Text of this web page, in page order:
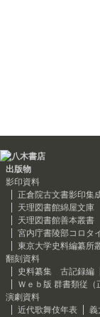
出版物
影印資料
正倉院古文書影印集
天理図書館綿屋文
天理図書館善本叢
宮内庁書陵部コロタ
東京大学史料編纂所
翻刻資料
史料纂集 古記録編
Ｗｅｂ版 群書類従（
演劇資料
近代歌舞伎年表
義